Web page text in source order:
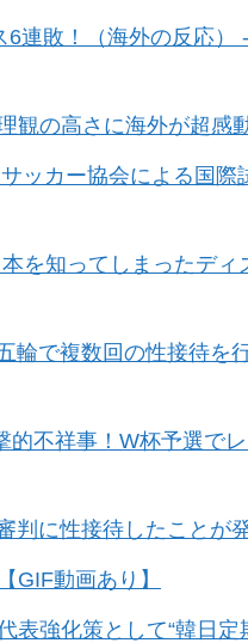
連敗！（海外の反応）
観の高さに海外が超感
ッカー協会による国際
を知ってしまったディ
輪で複数回の性接待を
不祥事！W杯予選で
に性接待したことが発
動画あり】
強化策として“韓日定